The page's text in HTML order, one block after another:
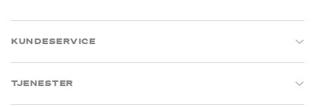
KUNDESERVICE
TJENESTER